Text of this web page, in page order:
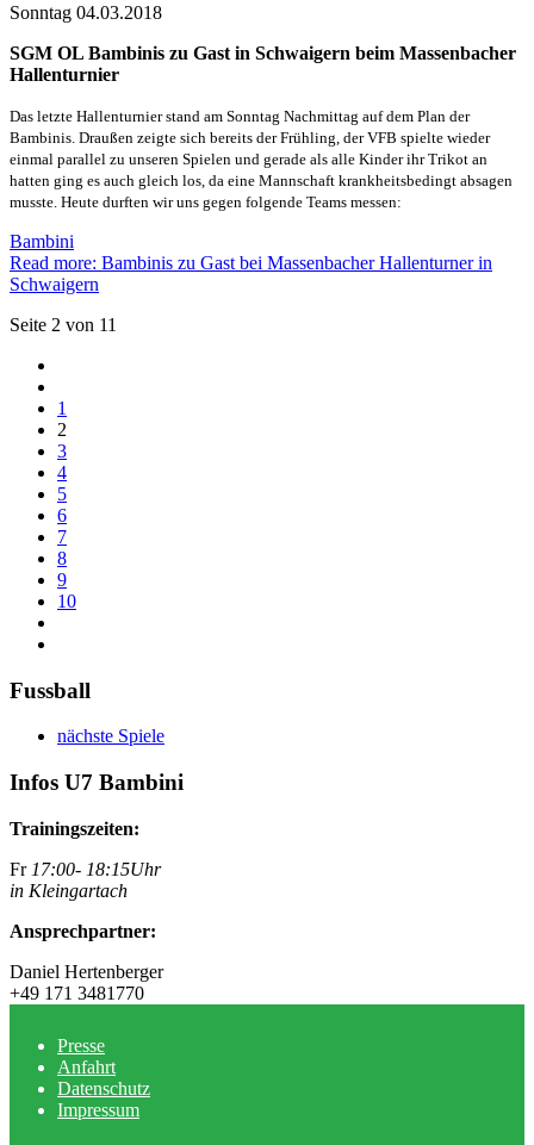
Sonntag 04.03.2018
SGM OL Bambinis zu Gast in Schwaigern beim Massenbacher
Hallenturnier
Das letzte Hallenturnier stand am Sonntag Nachmittag auf dem Plan der
Bambinis. Draußen zeigte sich bereits der Frühling, der VFB spielte wieder
einmal parallel zu unseren Spielen und gerade als alle Kinder ihr Trikot an
hatten ging es auch gleich los, da eine Mannschaft krankheitsbedingt absagen
musste. Heute durften wir uns gegen folgende Teams messen:
Bambini
Read more: Bambinis zu Gast bei Massenbacher Hallenturner in
Schwaigern
Seite 2 von 11
1
2
3
4
5
6
7
8
9
10
Fussball
nächste Spiele
Infos U7 Bambini
Trainingszeiten:
Fr17:00- 18:15Uhr
in Kleingartach
Ansprechpartner:
Daniel Hertenberger
+49 171 3481770
Presse
Anfahrt
Datenschutz
Impressum